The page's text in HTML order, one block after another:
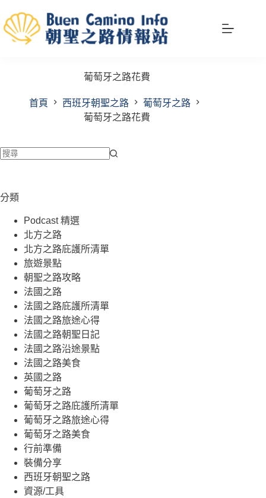
至
主
葡萄牙之路花費
首頁 西班牙朝聖之路
葡萄牙之路
葡萄牙之路花費
到
分類
Podcast 精選
北方之路
北方之路庇護所清單
旅遊景點
朝聖之路攻略
法國之路
法國之路庇護所清單
法國之路旅途心得
法國之路朝聖日記
法國之路沿途景點
法國之路美食
英國之路
葡萄牙之路
葡萄牙之路庇護所清單
葡萄牙之路旅途心得
葡萄牙之路美食
行前準備
裝備分享
西班牙朝聖之路
資源/工具